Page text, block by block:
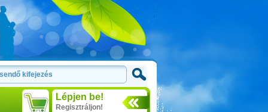
Lépjen be!
Regisztráljon!